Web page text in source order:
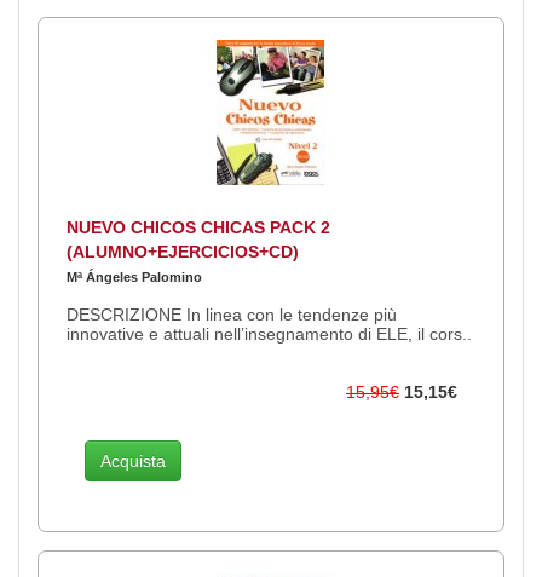
NUEVO CHICOS CHICAS PACK 2
(ALUMNO+EJERCICIOS+CD)
Mª Ángeles Palomino
DESCRIZIONE In linea con le tendenze più
innovative e attuali nell’insegnamento di ELE, il cors..
15,95€ 15,15€
Acquista